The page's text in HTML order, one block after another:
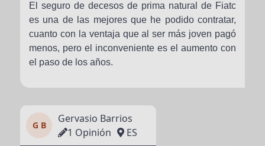
El seguro de decesos de prima natural de Fiatc
es una de las mejores que he podido contratar,
cuanto con la ventaja que al ser más joven pagó
menos, pero el inconveniente es el aumento con
el paso de los años.
G B
Gervasio Barrios
1 Opinión
ES